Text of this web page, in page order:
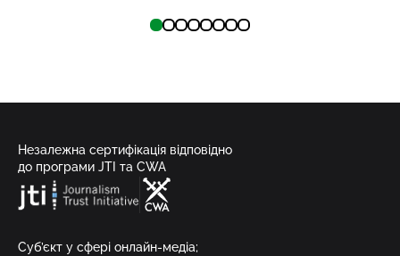
Незалежна сертифікація відповідно
до програми JTI та CWA
Суб’єкт у сфері онлайн-медіа;